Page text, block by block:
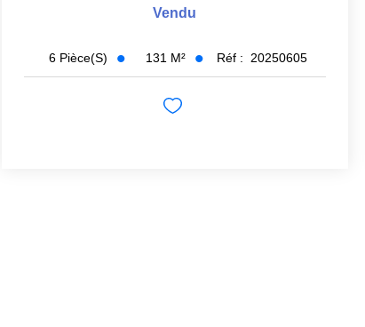
Vendu
6 Pièce(s) 131 M² Réf : 20250605